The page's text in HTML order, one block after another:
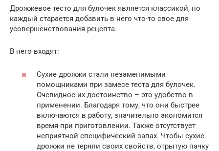
Дрожжевое тесто для булочек является классикой, но
каждый старается добавить в него что-то свое для
усовершенствования рецепта.
В него входят:
Сухие дрожжи стали незаменимыми
помощниками при замесе теста для булочек.
Очевидное их достоинство – это удобство в
применении. Благодаря тому, что они быстрее
включаются в работу, значительно экономится
время при приготовлении. Также отсутствует
неприятной специфический запах. Чтобы сухие
дрожжи не теряли своих свойств, отрытую пачку